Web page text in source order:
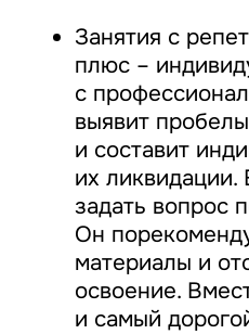
Занятия с
плюс –
с
выявит
и составит
их
задать вопрос
Он
материалы и
освоение.
и самый